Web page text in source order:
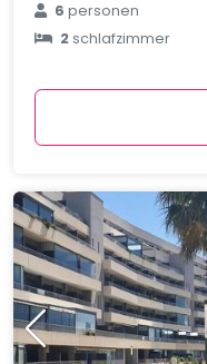
6personen
2schlafzimmer